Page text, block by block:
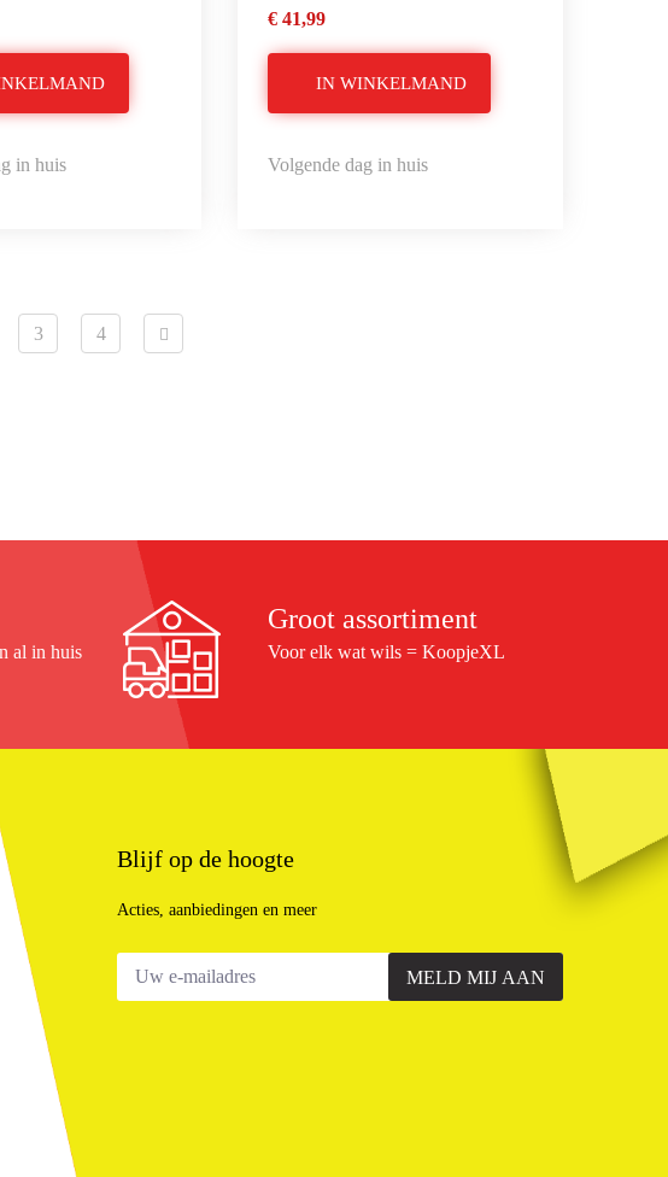
in huis
€ 41,99
IN WINKELMAND
Volgende dag in huis
3 4
al in huis
Groot assortiment
Voor elk wat wils = KoopjeXL
Blijf op de hoogte
Acties, aanbiedingen en meer
MELD MIJ AAN